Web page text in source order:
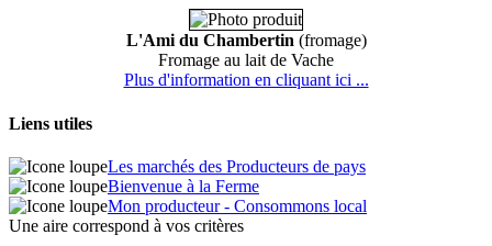
L'Ami du Chambertin (fromage)
Fromage au lait de Vache
Plus d'information en cliquant ici ...
Liens utiles
Les marchés des Producteurs de pays
Bienvenue à la Ferme
Mon producteur - Consommons local
Une aire correspond à vos critères